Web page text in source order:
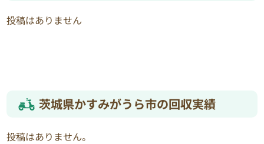
投稿はありません
茨城県かすみがうら市の回収実績
投稿はありません。